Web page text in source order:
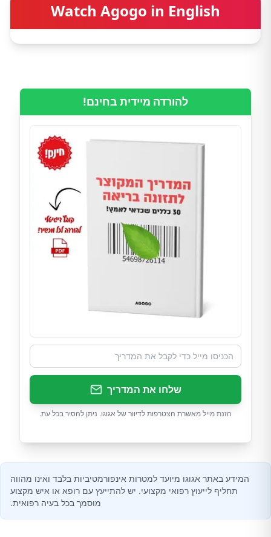
Watch Agogo in English
להורדה מיידית בחינם!
שלחו את המדריך
הזנת מייל מאשרת הצטרפות לדיוור של אגוגו. ניתן להסיר בכל עת.
המידע באתר אגוגו מיועד למטרות אינפורמטיביות בלבד ואינו מהווה
תחליף לייעוץ רפואי מקצועי. יש להתייעץ עם רופא או איש מקצוע
מוסמך בכל בעיה רפואית.